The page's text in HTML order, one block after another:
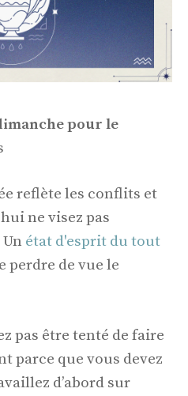
pour le
reflète les conflits et
ne visez pas
état d'esprit du tout
perdre de vue le
pas être tenté de faire
parce que vous devez
d’abord sur